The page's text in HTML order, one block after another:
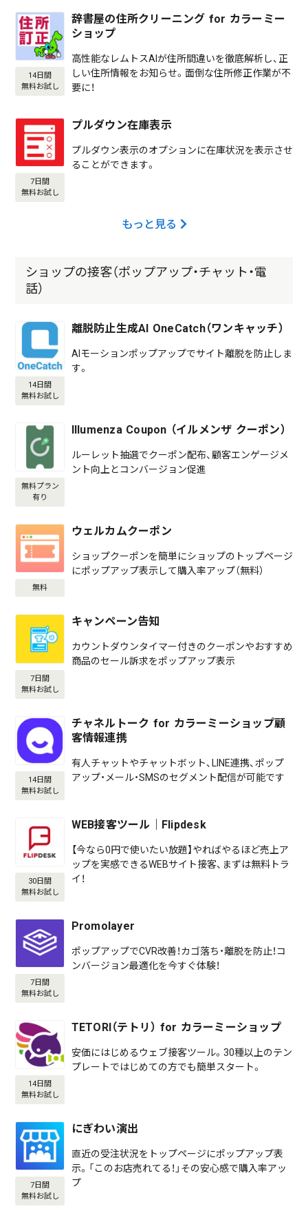
14日間
無料お試し
辞書屋の住所クリーニング for カラーミー
ショップ
高性能なレムトスAIが住所間違いを徹底解析し、正
しい住所情報をお知らせ。面倒な住所修正作業が不
要に！
7日間
無料お試し
プルダウン在庫表示
プルダウン表示のオプションに在庫状況を表示させ
ることができます。
もっと見る
ショップの接客（ポップアップ・チャット・電
話）
14日間
無料お試し
離脱防止生成AI OneCatch（ワンキャッチ）
AIモーションポップアップでサイト離脱を防止しま
す。
無料プラン
有り
Illumenza Coupon （イルメンザ クーポン）
ルーレット抽選でクーポン配布、顧客エンゲージメ
ント向上とコンバージョン促進
無料
ウェルカムクーポン
ショップクーポンを簡単にショップのトップページ
にポップアップ表示して購入率アップ（無料）
7日間
無料お試し
キャンペーン告知
カウントダウンタイマー付きのクーポンやおすすめ
商品のセール訴求をポップアップ表示
14日間
無料お試し
チャネルトーク for カラーミーショップ顧
客情報連携
有人チャットやチャットボット、LINE連携、ポップ
アップ・メール・SMSのセグメント配信が可能です
30日間
無料お試し
WEB接客ツール｜Flipdesk
【今なら0円で使いたい放題】やればやるほど売上ア
ップを実感できるWEBサイト接客、まずは無料トラ
イ！
7日間
無料お試し
Promolayer
ポップアップでCVR改善！カゴ落ち・離脱を防止！コ
ンバージョン最適化を今すぐ体験！
14日間
無料お試し
TETORI（テトリ） for カラーミーショップ
安価にはじめるウェブ接客ツール。30種以上のテン
プレートではじめての方でも簡単スタート。
7日間
無料お試し
にぎわい演出
直近の受注状況をトップページにポップアップ表
示。「このお店売れてる！」その安心感で購入率アッ
プ